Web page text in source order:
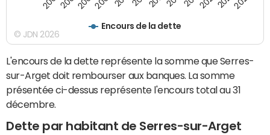
Encours de la dette
© JDN 2026
L'encours de la dette représente la somme que Serres-
sur-Arget doit rembourser aux banques. La somme
présentée ci-dessus représente l'encours total au 31
décembre.
Dette par habitant de Serres-sur-Arget